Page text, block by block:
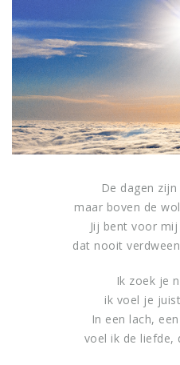
De dagen
maar boven de
Jij bent voor
dat nooit
Ik zoek je
ik voel je
In een lach,
voel ik de liefde,